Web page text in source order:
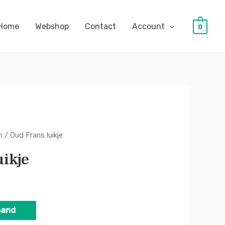
Webshop Contact Account 0
/ Oud Frans luikje